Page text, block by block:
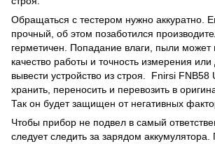
Обращаться с тестером нужно аккуратно.
прочный, об этом позаботился
герметичен. Попадание влаги, пыли может
качество работы и точность измерения
вывести устройство из строя. Fnirsi FNB58
хранить, переносить и перевозить в
Так он будет защищен от негативных
Чтобы прибор не подвел в самый
следует следить за зарядом аккумулятора.